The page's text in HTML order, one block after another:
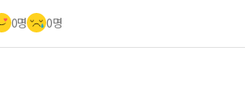
0명 0명